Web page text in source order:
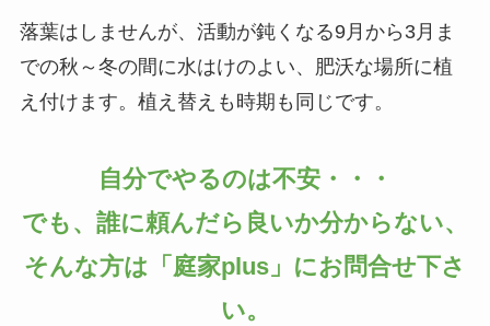
落葉はしませんが、活動が鈍くなる9月から3月ま
での秋～冬の間に水はけのよい、肥沃な場所に植
え付けます。植え替えも時期も同じです。
自分でやるのは不安・・・
でも、誰に頼んだら良いか分からない、
そんな方は「庭家plus」にお問合せ下さ
い。